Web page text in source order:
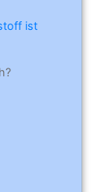
ist